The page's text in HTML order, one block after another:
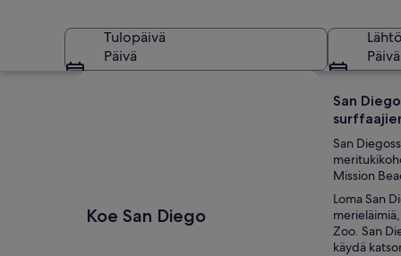
Rannikkoalue,
Tulopäivä
Päivä
Päivä
Koe San Diego
San
San
Mission
Loma San
Zoo. San
käydä